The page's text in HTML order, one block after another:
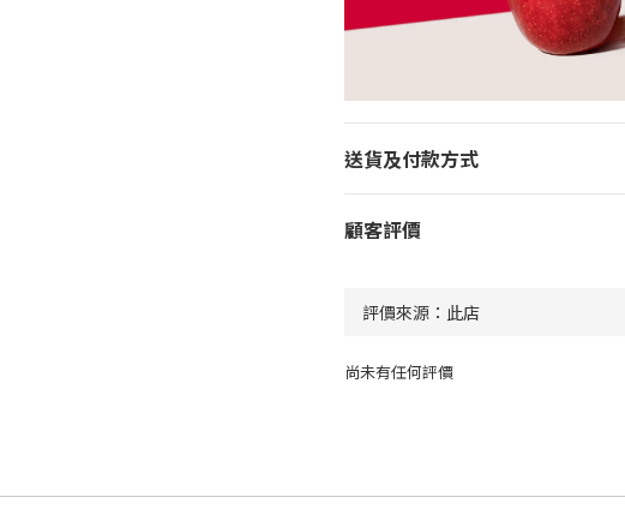
送貨及付款方式
顧客評價
尚未有任何評價